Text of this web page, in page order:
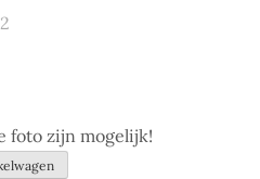
foto zijn mogelijk!